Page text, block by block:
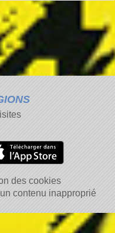
des cookies
contenu inapproprié